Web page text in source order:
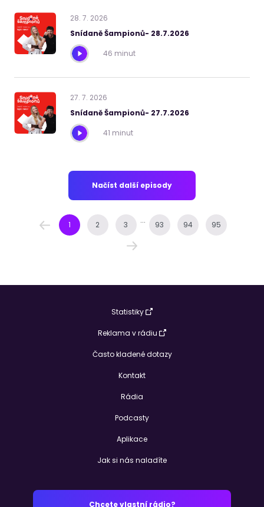
28. 7. 2026
Snídaně Šampionů- 28.7.2026
46 minut
27. 7. 2026
Snídaně Šampionů- 27.7.2026
41 minut
Načíst další episody
1 2 3 ... 93 94 95
Statistiky
Reklama v rádiu
Často kladené dotazy
Kontakt
Rádia
Podcasty
Aplikace
Jak si nás naladíte
Chcete vlastní rádio?